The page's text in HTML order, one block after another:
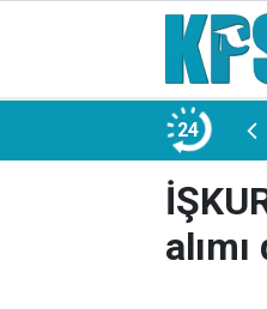
24
Memur Alımı Başlıyor!